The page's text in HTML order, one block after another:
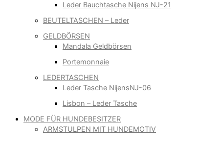
Leder Bauchtasche Nijens NJ-21
BEUTELTASCHEN – Leder
GELDBÖRSEN
Mandala Geldbörsen
Portemonnaie
LEDERTASCHEN
Leder Tasche NijensNJ-06
Lisbon – Leder Tasche
MODE FÜR HUNDEBESITZER
ARMSTULPEN MIT HUNDEMOTIV